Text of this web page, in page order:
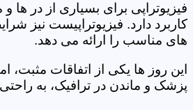
فیزیوتراپی برای بسیاری از در
کاربرد دارد. فیزیوتراپیست نیز
های مناسب را ارائه می دهد.
این روز ها یکی از اتفاقات
پزشک و ماندن در ترافیک، به